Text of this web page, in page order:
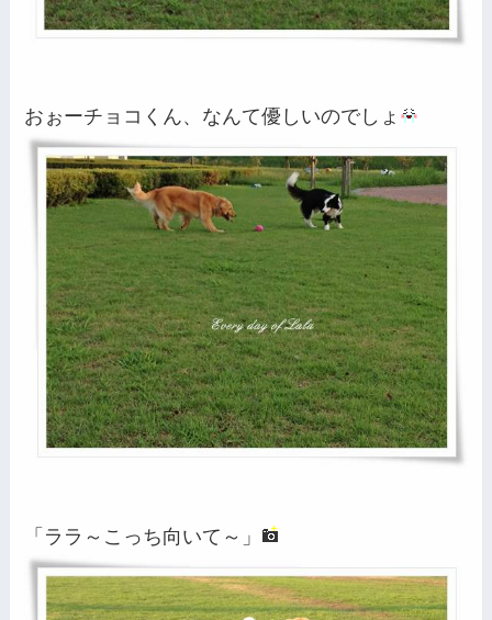
おぉーチョコくん、なんて優しいのでしょ
「ララ～こっち向いて～」